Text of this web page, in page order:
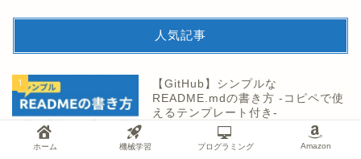
人気記事
1
【GitHub】シンプルな
README.mdの書き方 -コピペで使
えるテンプレート付き-
ホーム 機械学習 プログラミング Amazon